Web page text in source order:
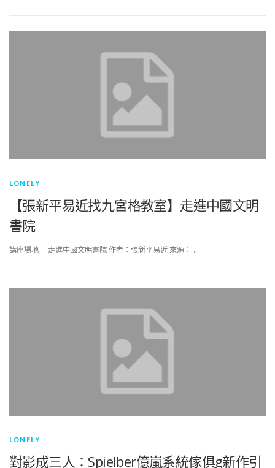
LONELY
【張新平易近找九宮格教室】走進中國文明
書院
講座場地 走進中國文明書院 作者：張新平易近 來源： …
LONELY
對影成三人：Spielber億嵐系統傢俱g新作引